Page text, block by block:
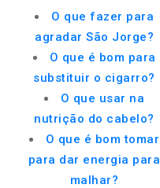
O que fazer para
agradar São Jorge?
O que é bom para
substituir o cigarro?
O que usar na
nutrição do cabelo?
O que é bom tomar
para dar energia para
malhar?